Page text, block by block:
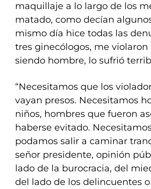
maquillaje a lo largo de los
matado, como decían
mismo día hice todas las
tres ginecólogos, me
siendo hombre, lo sufrió
“Necesitamos que los
vayan presos. Necesitamos
niños, hombres que fueron
haberse evitado.
podamos salir a caminar
señor presidente, opinión
lado de la burocracia, del
del lado de los delincuentes